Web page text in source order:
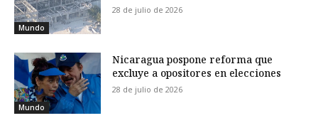
Mundo
28 de julio de 2026
Mundo
Nicaragua pospone reforma que
excluye a opositores en elecciones
28 de julio de 2026